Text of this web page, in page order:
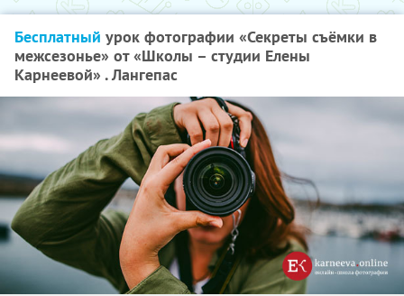
Бесплатный урок фотографии «Секреты съёмки в
межсезонье» от «Школы – студии Елены
Карнеевой» . Лангепас